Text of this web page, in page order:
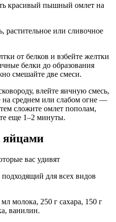
красивый пышный омлет на
растительное или сливочное
от белков и взбейте желтки
белки до образования
смешайте две смеси.
влейте яичную смесь,
на среднем или слабом огне —
сложите омлет пополам,
еще 1–2 минуты.
яйцами
для всех видов
молока, 250 г сахара, 150 г
​​ванилин.